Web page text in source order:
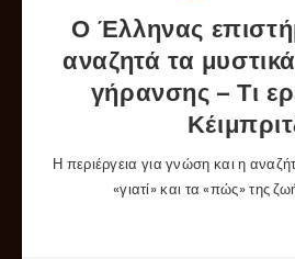
Ο Έλληνας
αναζητά τα
γήρανσης – Τι
Η περιέργεια για γνώση και η
«γιατί» και τα «πώς» της